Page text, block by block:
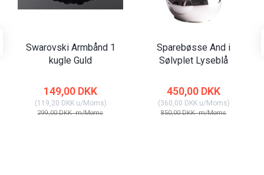
Swarovski Armbånd 1
kugle Guld
149,00 DKK
(119,20 DKKu/Moms)
299,00 DKKm/Moms
Sparebøsse And i
Sølvplet Lyseblå
450,00 DKK
(360,00 DKKu/Moms)
850,00 DKKm/Moms